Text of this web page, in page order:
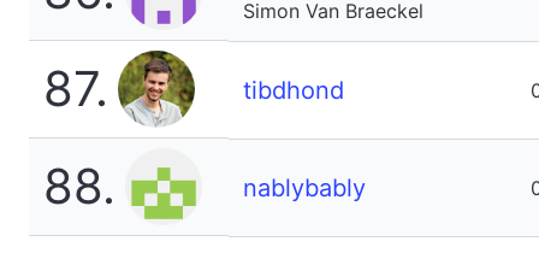
Simon Van Braeckel
87. tibdhond
88. nablybably